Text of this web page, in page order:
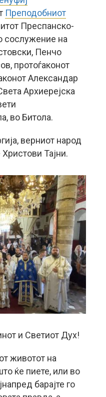
Преподобниот
Преспанско-
сослужение на
Пенчо
протоѓаконот
Александар
Архиерејска
во Битола.
верниот народ
Тајни.
и Светиот Дух!
животот на
ќе пиете, или во
барајте го